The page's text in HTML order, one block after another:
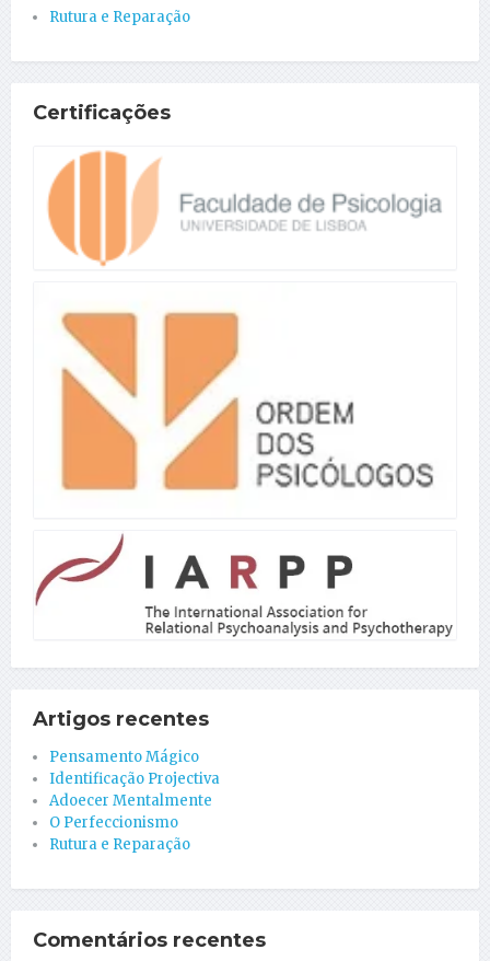
Rutura e Reparação
Certificações
Artigos recentes
Pensamento Mágico
Identificação Projectiva
Adoecer Mentalmente
O Perfeccionismo
Rutura e Reparação
Comentários recentes